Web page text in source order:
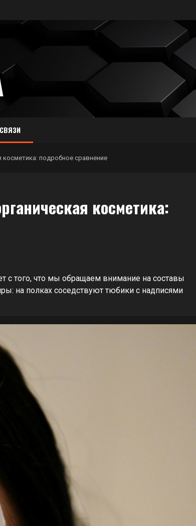
косметика: подробное сравнение
косметика:
с того, что мы обращаем внимание на составы
на полках соседствуют тюбики с надписями